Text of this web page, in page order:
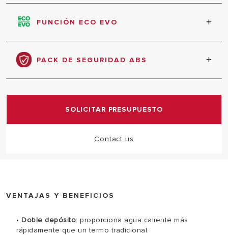
Preparado para instalación tanto vertical como
horizontal.
FUNCIÓN ECO EVO
Memoriza tus hábitos consumo con la función ECO
EVO, optimiza tus consumos y ahorra en tu factura.
PACK DE SEGURIDAD ABS
Sistema de seguridad electrónica total.
SOLICITAR PRESUPUESTO
Contact us
VENTAJAS Y BENEFICIOS
• Doble depósito: proporciona agua caliente más
rápidamente que un termo tradicional.